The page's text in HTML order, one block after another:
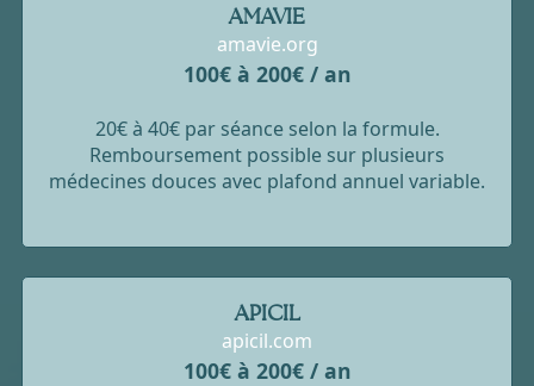
AMAVIE
amavie.org
100€ à 200€ / an
20€ à 40€ par séance selon la formule.
Remboursement possible sur plusieurs
médecines douces avec plafond annuel variable.
APICIL
apicil.com
100€ à 200€ / an